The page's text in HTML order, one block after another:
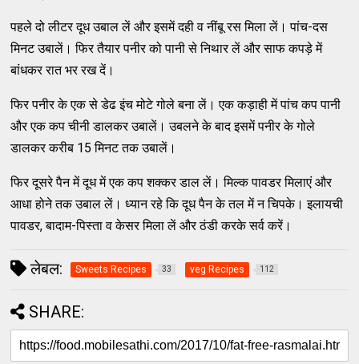
पहले दो लीटर दूध उबाल लें और इसमें दही व नींबू रस मिला लें। पांच-दस
मिनट उबालें। फिर तैयार पनीर को पानी से निथार लें और साफ कपड़े में
बांधकर रात भर रख दें।
फिर पनीर के एक से डेढ इंच मोटे गोले बना लें। एक कड़ाही में पांच कप पानी
और एक कप चीनी डालकर उबालें। उबलने के बाद इसमें पनीर के गोले
डालकर करीब 15 मिनट तक उबालें।
फिर दूसरे पैन में दूध में एक कप शक्कर डाल लें। मिल्क पावडर मिलाएं और
आधा होने तक उबाल लें। ध्यान रहे कि दूध पैन के तल में न चिपके। इलायची
पावडर, बादाम-पिस्ता व केसर मिला लें और ठंडी करके सर्व करें।
लेबल: Sweets Recipes 33 veg Recipes 112
SHARE: